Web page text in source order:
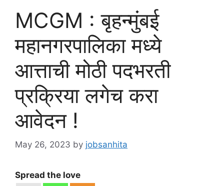
MCGM : बृहन्मुंबई
महानगरपालिका मध्ये
आत्ताची मोठी पदभरती
प्रक्रिया लगेच करा
आवेदन !
May 26, 2023 by jobsanhita
Spread the love